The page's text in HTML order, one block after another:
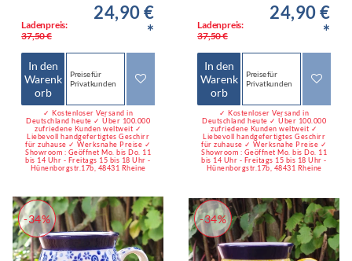
Ladenpreis:
37,50 €
24,90 €
*
In den
Warenk
orb
Preise für
Privatkunden
✓ Kostenloser Versand in
Deutschland heute ✓ Über 100.000
zufriedene Kunden weltweit ✓
Liebevoll handgefertigtes Geschirr
für zuhause ✓ Werksnahe Preise ✓
Showroom : Geöffnet Mo. bis Do. 11
bis 14 Uhr - Freitags 15 bis 18 Uhr -
Hünenborgstr.17b, 48431 Rheine
Ladenpreis:
37,50 €
24,90 €
*
In den
Warenk
orb
Preise für
Privatkunden
✓ Kostenloser Versand in
Deutschland heute ✓ Über 100.000
zufriedene Kunden weltweit ✓
Liebevoll handgefertigtes Geschirr
für zuhause ✓ Werksnahe Preise ✓
Showroom : Geöffnet Mo. bis Do. 11
bis 14 Uhr - Freitags 15 bis 18 Uhr -
Hünenborgstr.17b, 48431 Rheine
-34% -34%